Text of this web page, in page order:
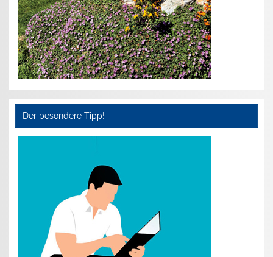
Der besondere Tipp!